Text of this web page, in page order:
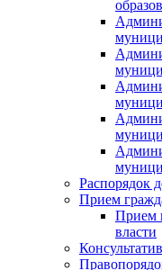
Распорядок
Прием
Прием
власти